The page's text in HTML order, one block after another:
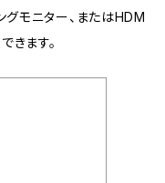
グモニター、またはHDM
きます。